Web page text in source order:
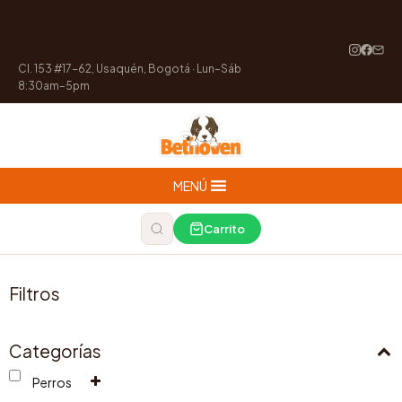
Cl. 153 #17-62, Usaquén, Bogotá · Lun–Sáb
8:30am–5pm
MENÚ
Carrito
Filtros
Categorías
Perros